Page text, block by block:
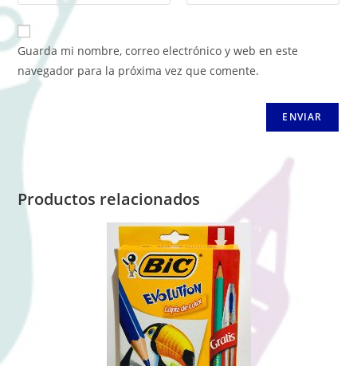
Guarda mi nombre, correo electrónico y web en este
navegador para la próxima vez que comente.
Productos relacionados